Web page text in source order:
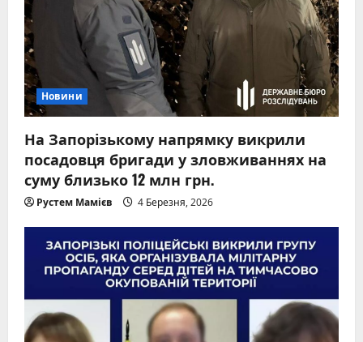
Новини
На Запорізькому напрямку викрили
посадовця бригади у зловживаннях на
суму близько 12 млн грн.
Рустем Мамієв 4 Березня, 2026